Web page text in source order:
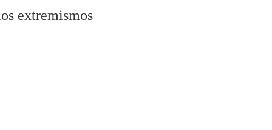
extremismos